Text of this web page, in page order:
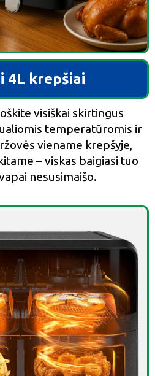
4L krepšiai
visiškai skirtingus
temperatūromis ir
viename krepšyje,
– viskas baigiasi tuo
nesusimaišo.